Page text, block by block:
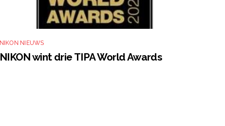
NIKON NIEUWS
NIKON wint drie TIPA World Awards